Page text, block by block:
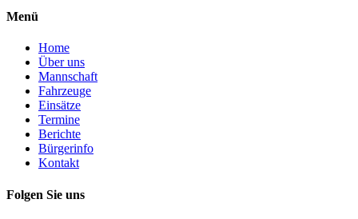
Menü
Home
Über uns
Mannschaft
Fahrzeuge
Einsätze
Termine
Berichte
Bürgerinfo
Kontakt
Folgen Sie uns